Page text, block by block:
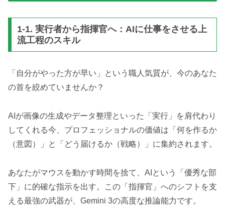
1-1. 実行者から指揮官へ：AIに仕事をさせる上
流工程のスキル
「自分がやった方が早い」という職人気質が、今のあなた
の首を絞めていませんか？
AIが画像の生成やデータ整理といった「実行」を肩代わり
してくれる今、プロフェッショナルの価値は「何を作るか
（意図）」と「どう届けるか（戦略）」に集約されます。
あなたがマウスを動かす時間を捨て、AIという「優秀な部
下」に的確な指示を出す。この「指揮官」へのシフトを支
える最強の武器が、Gemini 3の高度な推論能力です。